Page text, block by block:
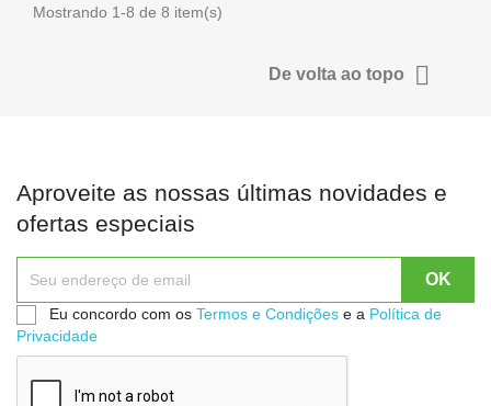
Mostrando 1-8 de 8 item(s)
De volta ao topo 
Aproveite as nossas últimas novidades e
ofertas especiais
Eu concordo com os Termos e Condições e a Política de
Privacidade